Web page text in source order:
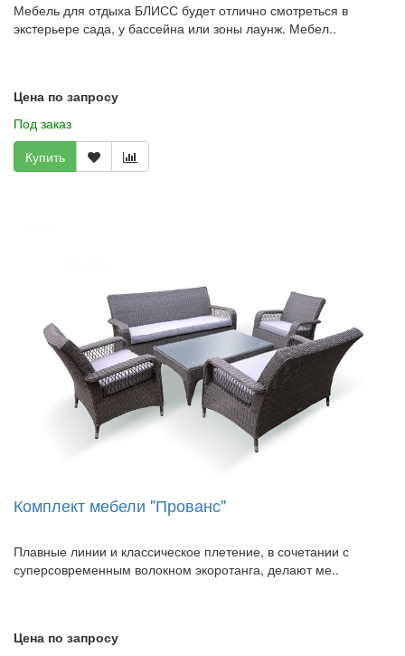
Мебель для отдыха БЛИСС будет отлично смотреться в
экстерьере сада, у бассейна или зоны лаунж. Мебел..
Цена по запросу
Под заказ
Купить
Комплект мебели "Прованс"
Плавные линии и классическое плетение, в сочетании с
суперсовременным волокном экоротанга, делают ме..
Цена по запросу